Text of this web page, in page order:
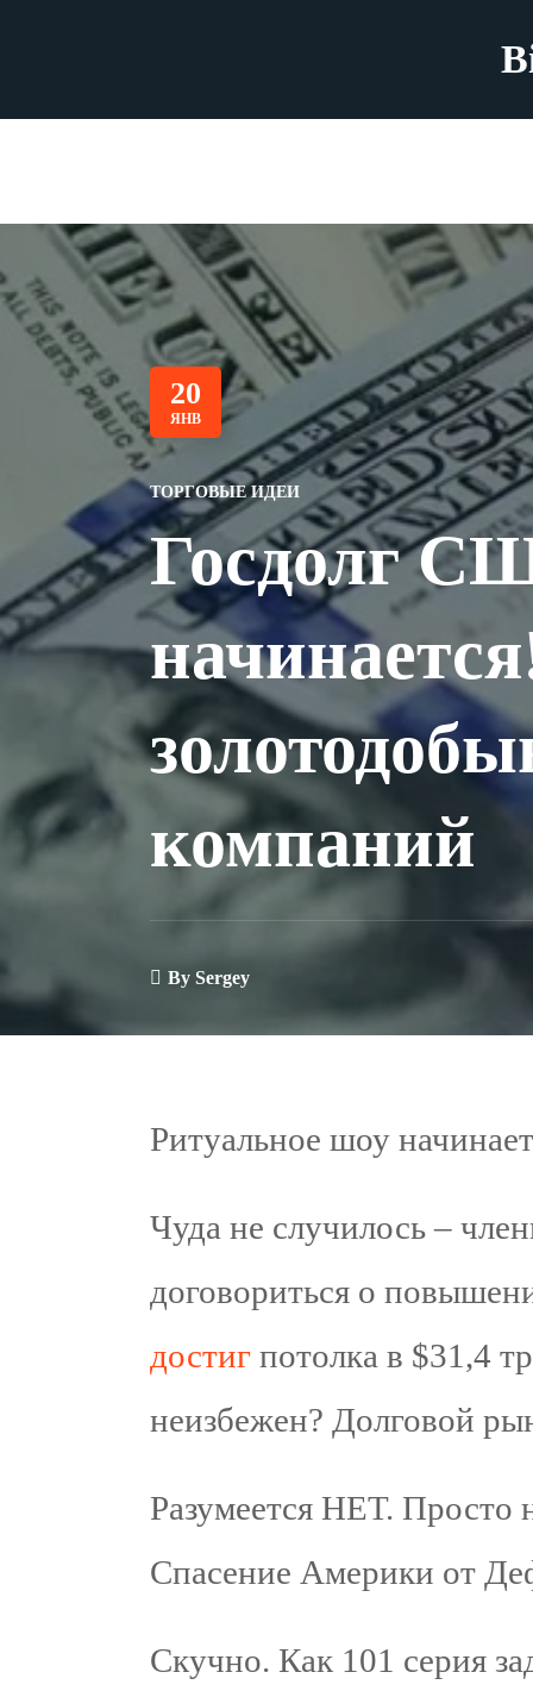
20
ЯНВ
ТОРГОВЫЕ ИДЕИ
Госдолг
компаний
By Sergey
Ритуальное шоу
Чуда не случилось –
договориться о
достиг потолка в $31,4
неизбежен? Долговой
Разумеется НЕТ. Просто
Спасение Америки от
Скучно. Как 101 серия